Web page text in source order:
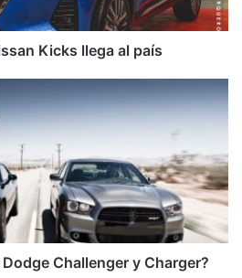
Kicks llega al país
Challenger y Charger?